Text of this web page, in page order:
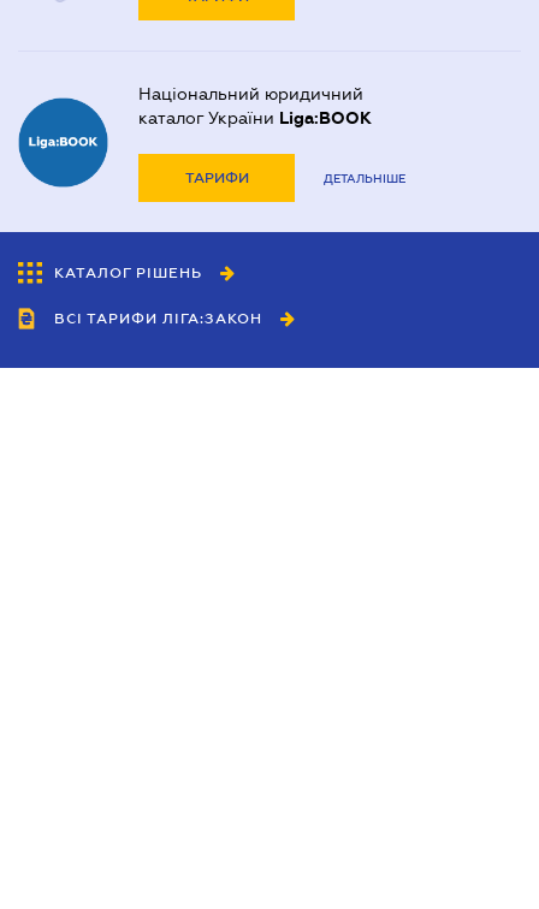
Національний юридичний
каталог України Liga:BOOK
ТАРИФИ ДЕТАЛЬНІШЕ
КАТАЛОГ РІШЕНЬ
ВСІ ТАРИФИ ЛІГА:ЗАКОН